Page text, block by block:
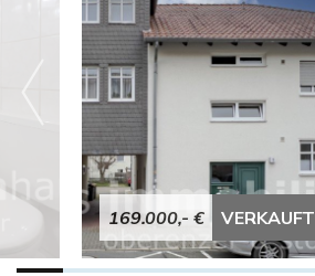
169.000,- € VERKAUFT